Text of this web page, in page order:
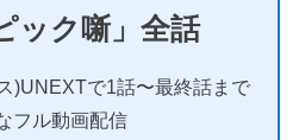
ック噺」全話
)UNEXTで1話〜最終話まで
フル動画配信